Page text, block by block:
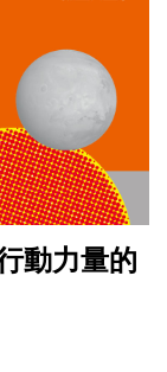
動力量的